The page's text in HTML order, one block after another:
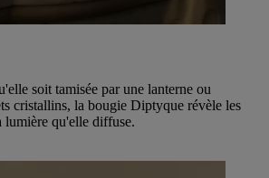
soit tamisée par une lanterne ou
cristallins, la bougie Diptyque révèle les
lumière qu'elle diffuse.